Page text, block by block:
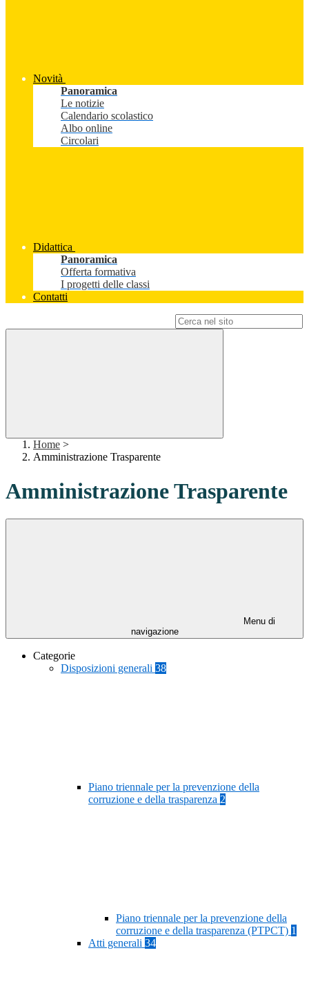
Novità
Panoramica
Le notizie
Calendario scolastico
Albo online
Circolari
Didattica
Panoramica
Offerta formativa
I progetti delle classi
Contatti
Home >
Amministrazione Trasparente
Amministrazione Trasparente
Menu di
navigazione
Categorie
Disposizioni generali 38
Piano triennale per la prevenzione della
corruzione e della trasparenza 2
Piano triennale per la prevenzione della
corruzione e della trasparenza (PTPCT) 1
Atti generali 34